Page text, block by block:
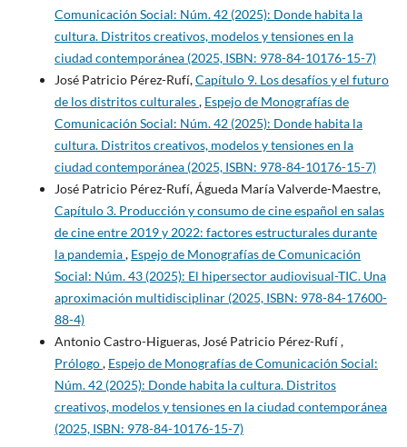
Comunicación Social: Núm. 42 (2025): Donde habita la
cultura. Distritos creativos, modelos y tensiones en la
ciudad contemporánea (2025, ISBN: 978-84-10176-15-7)
José Patricio Pérez-Rufí,Capítulo 9. Los desafíos y el futuro
de los distritos culturales, Espejo de Monografías de
Comunicación Social: Núm. 42 (2025): Donde habita la
cultura. Distritos creativos, modelos y tensiones en la
ciudad contemporánea (2025, ISBN: 978-84-10176-15-7)
José Patricio Pérez-Rufí, Águeda María Valverde-Maestre,
Capítulo 3. Producción y consumo de cine español en salas
de cine entre 2019 y 2022: factores estructurales durante
la pandemia, Espejo de Monografías de Comunicación
Social: Núm. 43 (2025): El hipersector audiovisual-TIC. Una
aproximación multidisciplinar (2025, ISBN: 978-84-17600-
88-4)
Antonio Castro-Higueras, José Patricio Pérez-Rufí ,
Prólogo, Espejo de Monografías de Comunicación Social:
Núm. 42 (2025): Donde habita la cultura. Distritos
creativos, modelos y tensiones en la ciudad contemporánea
(2025, ISBN: 978-84-10176-15-7)